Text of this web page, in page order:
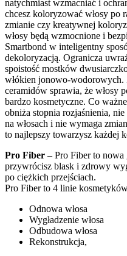
natychmiast wzmacniać i
chcesz koloryzować włosy po
zmianie czy kreatywnej
włosy będą wzmocnione i
Smartbond w inteligentny
dekoloryzacją. Ogranicza
spoistość mostków
włókien jonowo-
ceramidów sprawia, że włosy
bardzo kosmetyczne. Co
obniża stopnia rozjaśnienia,
na włosach i nie wymaga
to najlepszy towarzysz każdej
Pro Fiber – Pro Fiber to nowa
przywrócisz blask i zdrowy
po ciężkich przejściach.
Pro Fiber to 4 linie
Odnowa włosa
Wygładzenie włosa
Odbudowa włosa
Rekonstrukcja,